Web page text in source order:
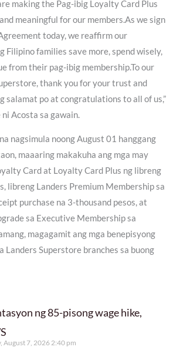
making the Pag-ibig Loyalty Card Plus
meaningful for our members.As we sign
today, we reaffirm our
Filipino families save more, spend wisely,
from their pag-ibig membership.To our
thank you for your trust and
salamat po at congratulations to all of us,”
ni Acosta sa gawain.
nagsimula noong August 01 hanggang
maaaring makakuha ang mga may
Card at Loyalty Card Plus ng libreng
libreng Landers Premium Membership sa
purchase na 3-thousand pesos, at
sa Executive Membership sa
magagamit ang mga benepisyong
Landers Superstore branches sa buong
ng 85-pisong wage hike,
August 7, 2026 2:40 pm